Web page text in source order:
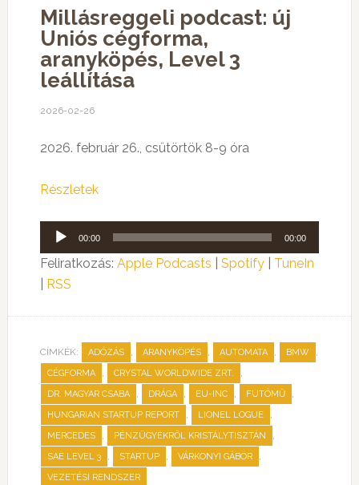
Millásreggeli podcast: új
Uniós cégforma,
aranyköpés, Level 3
leállítása
2026-02-26
2026. február 26., csütörtök 8-9 óra
Részletek
Audió
lejátszó
00:00 00:00
Feliratkozás: Apple Podcasts Spotify| TuneIn
RSS
CÍMKÉK: ADÓZÁS , ARANYKÖPÉS , AUTOMATA , BMW ,
CÉGFORMA , CRYSTAL WORLDWIDE ZRT. ,
DR. MAGYAR CSABA , DRÁGA , EU-INC , FUTÓMŰ ,
HUNGARIAN STARTUP REPORT , LIONEL LOGUE ,
MERCEDES , PÉNZÜGYEKRŐL KRISTÁLYTISZTÁN ,
SAE LEVEL 3 , STARTUP , VÁRKONYI GÁBOR ,
VEZETÉSI RENDSZER